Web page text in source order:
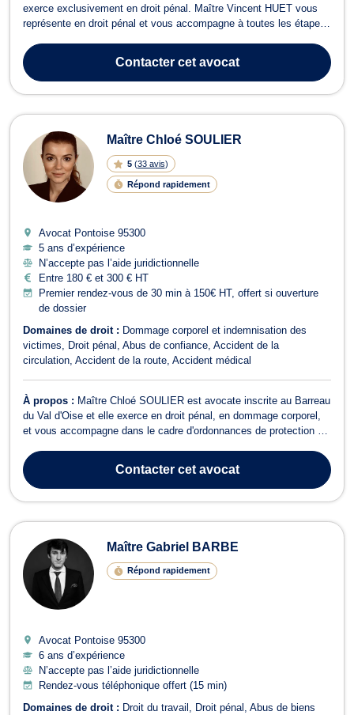
exerce exclusivement en droit pénal. Maître Vincent HUET vous
représente en droit pénal et vous accompagne à toutes les étapes
auteurs d’infraction. Maître Vincent HUET intervient en droit pénal
des affaires et s’...
Contactercet avocat
Maître Chloé SOULIER
5 (33 avis)
Répond rapidement
Avocat Pontoise 95300
5 ans d’expérience
N’accepte pas l’aide juridictionnelle
Entre 180 € et 300 € HT
Premier rendez-vous de 30 min à 150€ HT, offert si ouverture
de dossier
Domaines de droit : Dommage corporel et indemnisation des
victimes
Droit pénal Abus de confiance Accident de la
circulation Accident de la route Accident médical
À propos : Maître Chloé SOULIER est avocate inscrite au Barreau
du Val d'Oise et elle exerce en droit pénal, en dommage corporel,
et vous accompagne dans le cadre d'ordonnances de protection et
territoire métropolitain. Maître Chloé SOULIER vous accompagne à
tous les stad...
Contactercet avocat
Maître Gabriel BARBE
Répond rapidement
Avocat Pontoise 95300
6 ans d’expérience
N’accepte pas l’aide juridictionnelle
Rendez-vous téléphonique offert (15 min)
Domaines de droit : Droit du travail Droit pénal
Abus de biens